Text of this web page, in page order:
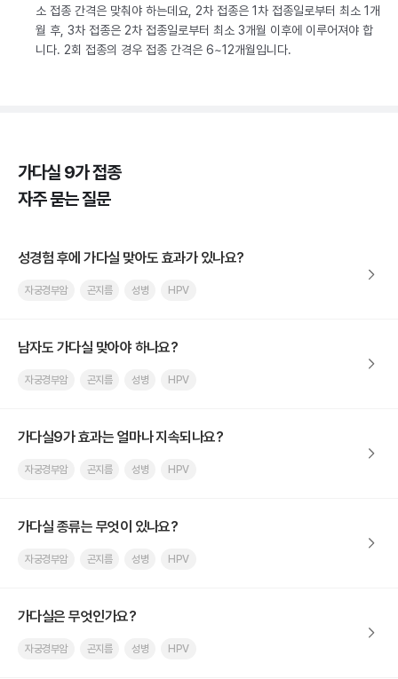
소 접종 간격은 맞춰야 하는데요, 2차 접종은 1차 접종일로부터 최소 1개
월 후, 3차 접종은 2차 접종일로부터 최소 3개월 이후에 이루어져야 합
니다. 2회 접종의 경우 접종 간격은 6~12개월입니다.
가다실 9가 접종
자주 묻는 질문
성경험 후에 가다실 맞아도 효과가 있나요?
자궁경부암 곤지름 성병 HPV
남자도 가다실 맞아야 하나요?
자궁경부암 곤지름 성병 HPV
가다실9가 효과는 얼마나 지속되나요?
자궁경부암 곤지름 성병 HPV
가다실 종류는 무엇이 있나요?
자궁경부암 곤지름 성병 HPV
가다실은 무엇인가요?
자궁경부암 곤지름 성병 HPV